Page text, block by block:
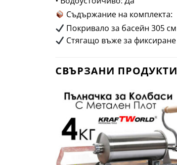
Съдържание на комплекта:
Покривало за басейн 305 см
Стягащо въже за фиксиране
СВЪРЗАНИ ПРОДУКТИ
Добави
в
Любими